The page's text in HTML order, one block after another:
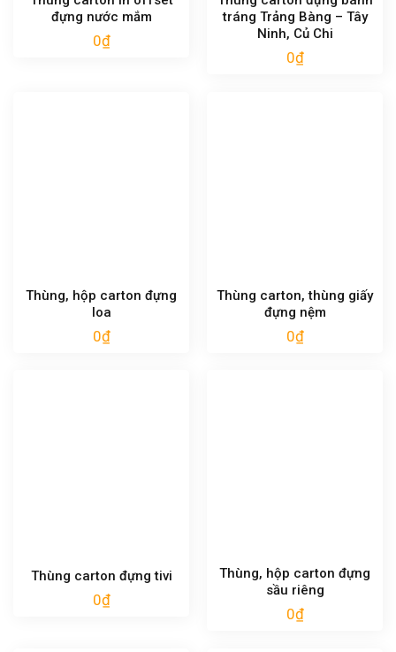
đựng nước mắm
0₫
tráng Trảng Bàng – Tây
Ninh, Củ Chi
0₫
Thùng, hộp carton đựng
loa
0₫
Thùng carton, thùng giấy
đựng nệm
0₫
Thùng carton đựng tivi
0₫
Thùng, hộp carton đựng
sầu riêng
0₫